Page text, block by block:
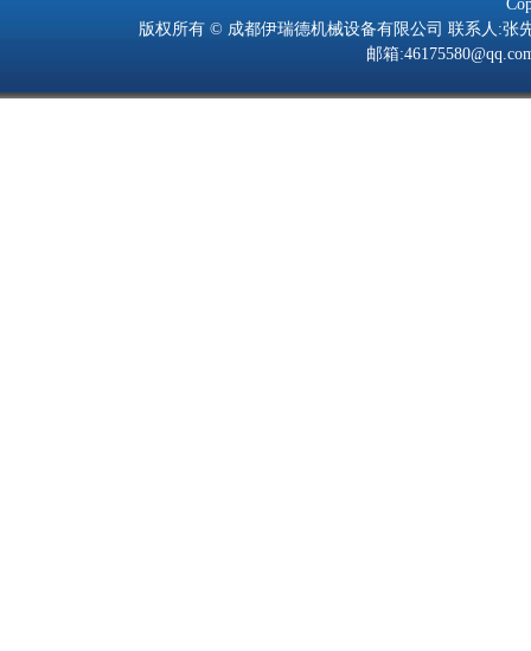
版权所有 © 成都伊瑞德机械设备有限公司 联系人:张先
邮箱